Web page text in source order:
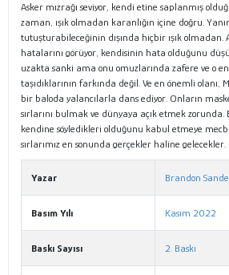
Asker mızrağı seviyor, kendi etine saplanmış
zaman, ışık olmadan karanlığın içine doğru.
tutuşturabileceğinin dışında hiçbir ışık olmadan.
hatalarını görüyor, kendisinin hata olduğunu
uzakta sanki ama onu omuzlarında zafere ve o
taşıdıklarının farkında değil. Ve en önemli olanı,
bir baloda yalancılarla dans ediyor. Onların
sırlarını bulmak ve dünyaya açık etmek
kendine söyledikleri olduğunu kabul etmeye
sırlarımız en sonunda gerçekler haline gelecekler.
Yazar Brandon
Basım Yılı Kasım 2022
Baskı Sayısı 2. Baskı